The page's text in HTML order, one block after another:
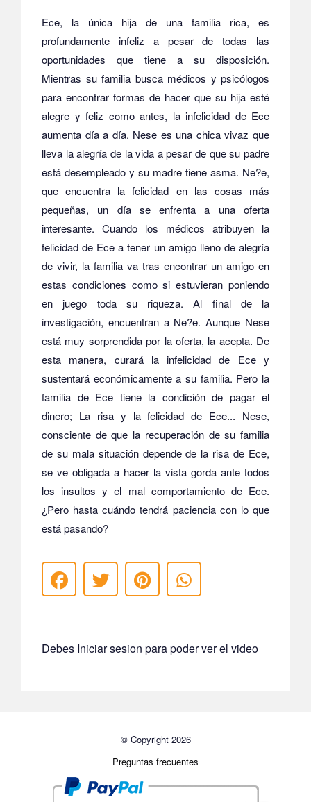
Ece, la única hija de una familia rica, es
profundamente infeliz a pesar de todas las
oportunidades que tiene a su disposición.
Mientras su familia busca médicos y psicólogos
para encontrar formas de hacer que su hija esté
alegre y feliz como antes, la infelicidad de Ece
aumenta día a día. Nese es una chica vivaz que
lleva la alegría de la vida a pesar de que su padre
está desempleado y su madre tiene asma. Ne?e,
que encuentra la felicidad en las cosas más
pequeñas, un día se enfrenta a una oferta
interesante. Cuando los médicos atribuyen la
felicidad de Ece a tener un amigo lleno de alegría
de vivir, la familia va tras encontrar un amigo en
estas condiciones como si estuvieran poniendo
en juego toda su riqueza.
Al final de la
investigación, encuentran a Ne?e. Aunque Nese
está muy sorprendida por la oferta, la acepta. De
esta manera, curará la infelicidad de Ece y
sustentará económicamente a su familia. Pero la
familia de Ece tiene la condición de pagar el
dinero; La risa y la felicidad de Ece... Nese,
consciente de que la recuperación de su familia
de su mala situación depende de la risa de Ece,
se ve obligada a hacer la vista gorda ante todos
los insultos y el mal comportamiento de Ece.
¿Pero hasta cuándo tendrá paciencia con lo que
está pasando?
Debes Iniciar sesion para poder ver el video
© Copyright 2026
Preguntas frecuentes